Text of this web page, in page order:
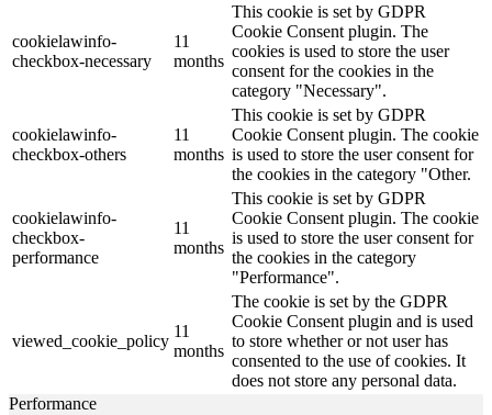
cookielawinfo-
checkbox-necessary
11
months
This cookie is set by GDPR
Cookie Consent plugin. The
cookies is used to store the user
consent for the cookies in the
category "Necessary".
cookielawinfo-
checkbox-others
11
months
This cookie is set by GDPR
Cookie Consent plugin. The cookie
is used to store the user consent for
the cookies in the category "Other.
cookielawinfo-
checkbox-
performance
11
months
This cookie is set by GDPR
Cookie Consent plugin. The cookie
is used to store the user consent for
the cookies in the category
"Performance".
viewed_cookie_policy
11
months
The cookie is set by the GDPR
Cookie Consent plugin and is used
to store whether or not user has
consented to the use of cookies. It
does not store any personal data.
Performance